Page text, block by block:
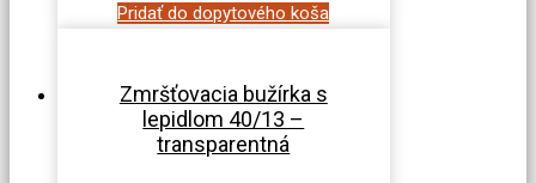
Pridať do dopytového koša
Zmršťovacia bužírka s
lepidlom 40/13 –
transparentná